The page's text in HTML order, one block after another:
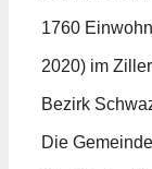
1760
2020) im
Bezirk
Die